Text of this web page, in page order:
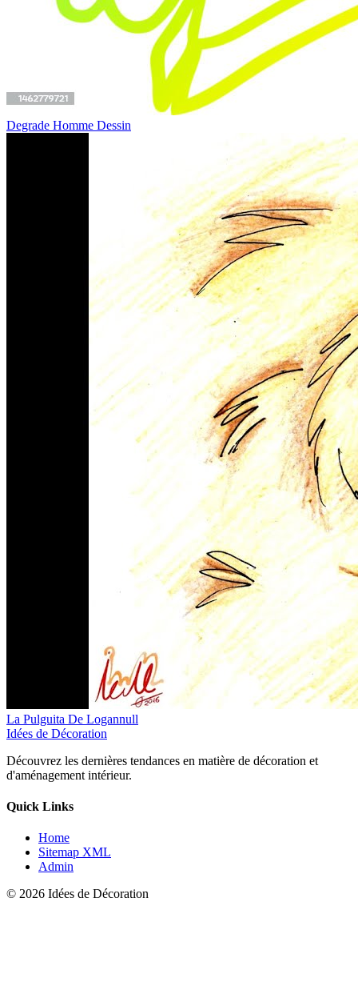
Degrade Homme Dessin
La Pulguita De Logannull
Idées de Décoration
Découvrez les dernières tendances en matière de décoration et
d'aménagement intérieur.
Quick Links
Home
Sitemap XML
Admin
© 2026 Idées de Décoration